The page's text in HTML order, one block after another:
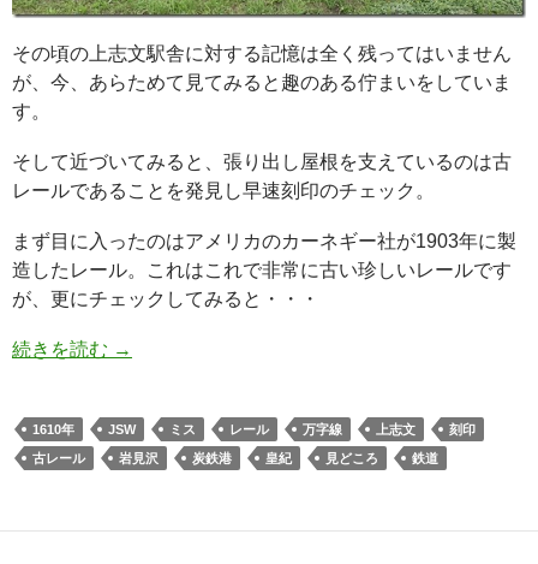
その頃の上志文駅舎に対する記憶は全く残ってはいません
が、今、あらためて見てみると趣のある佇まいをしていま
す。
そして近づいてみると、張り出し屋根を支えているのは古
レールであることを発見し早速刻印のチェック。
まず目に入ったのはアメリカのカーネギー社が1903年に製
造したレール。これはこれで非常に古い珍しいレールです
が、更にチェックしてみると・・・
続きを読む →
1610年 JSW ミス レール 万字線 上志文
刻印
古レール
岩見沢 炭鉄港 皇紀 見どころ 鉄道